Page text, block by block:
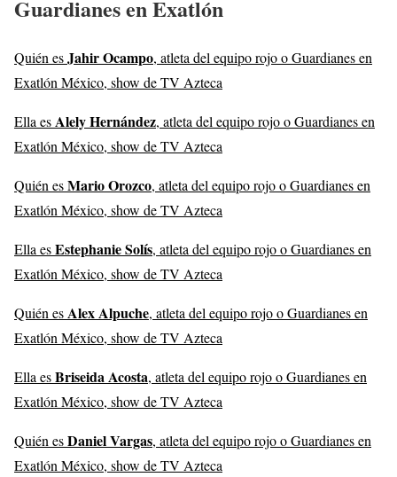
Guardianes en Exatlón
Quién esJahir Ocampo, atleta del equipo rojo o Guardianes en
Exatlón México, show de TV Azteca
Ella esAlely Hernández, atleta del equipo rojo o Guardianes en
Exatlón México, show de TV Azteca
Quién esMario Orozco, atleta del equipo rojo o Guardianes en
Exatlón México, show de TV Azteca
Ella esEstephanie Solís, atleta del equipo rojo o Guardianes en
Exatlón México, show de TV Azteca
Quién esAlex Alpuche, atleta del equipo rojo o Guardianes en
Exatlón México, show de TV Azteca
Ella esBriseida Acosta, atleta del equipo rojo o Guardianes en
Exatlón México, show de TV Azteca
Quién esDaniel Vargas, atleta del equipo rojo o Guardianes en
Exatlón México, show de TV Azteca